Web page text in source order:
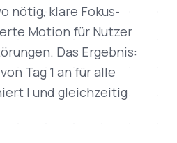
nötig, klare Fokus-
Motion für Nutzer
Das Ergebnis:
Tag 1 an für alle
| und gleichzeitig